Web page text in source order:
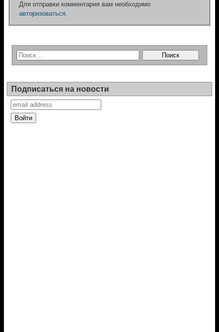
Для отправки комментария вам необходимо
авторизоваться.
Подписаться на новости